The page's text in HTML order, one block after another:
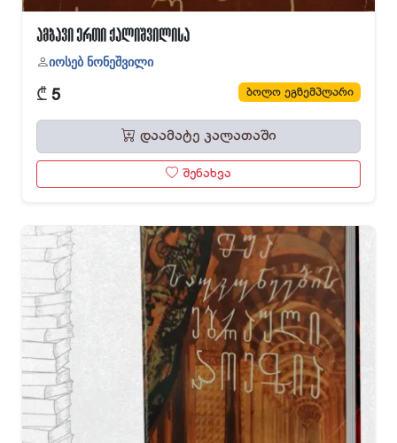
ამბავი ერთი ქალიშვილისა
იოსებ ნონეშვილი
₾ 5 ბოლო ეგზემპლარი
დაამატე კალათაში
შენახვა